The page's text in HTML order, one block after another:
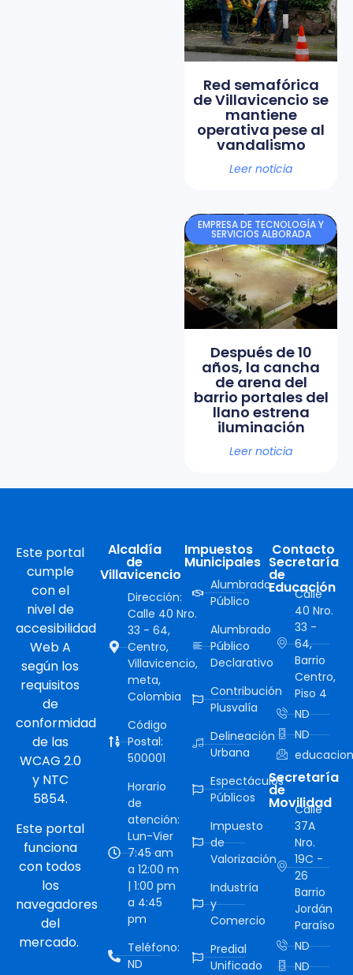
Red semafórica
de Villavicencio se
mantiene
operativa pese al
vandalismo
Leer noticia
EMPRESA DE TECNOLOGÍA Y
SERVICIOS ALBORADA
Después de 10
años, la cancha
de arena del
barrio portales del
llano estrena
iluminación
Leer noticia
Este portal
cumple
con el
nivel de
accesibilidad
Web A
según los
requisitos
de
conformidad
de las
WCAG 2.0
y NTC
5854.
Este portal
funciona
con todos
los
navegadores
del
mercado.
Alcaldía
de
Villavicencio
Dirección:
Calle 40 Nro.
33 - 64,
Centro,
Villavicencio,
meta,
Colombia
Código
Postal:
500001
Horario
de
atención:
Lun-Vier
7:45 am
a 12:00 m
| 1:00 pm
a 4:45
pm
Teléfono:
ND
Impuestos
Municipales
Alumbrado
Público
Alumbrado
Público
Declarativo
Contribución
Plusvalía
Delineación
Urbana
Espectáculos
Públicos
Impuesto
de
Valorización
Industría
y
Comercio
Predial
Unificado
Contacto
Secretaría
de
Educación
Calle
40 Nro.
33 -
64,
Barrio
Centro,
Piso 4
ND
ND
Secretaría
de
Movilidad
Calle
37A
Nro.
19C -
26
Barrio
Jordán
Paraíso
ND
ND